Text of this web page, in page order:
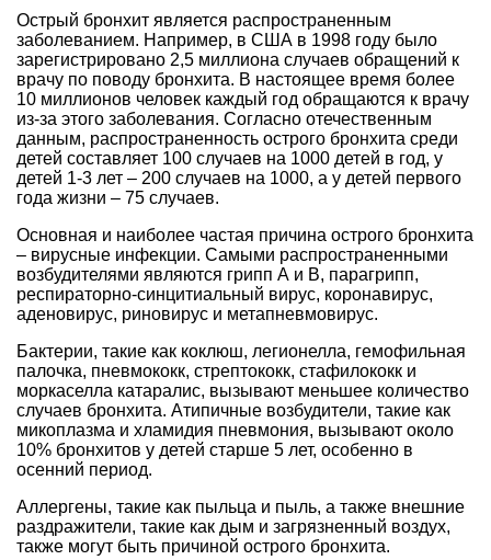
Острый бронхит является распространенным
заболеванием. Например, в США в 1998 году было
зарегистрировано 2,5 миллиона случаев обращений к
врачу по поводу бронхита. В настоящее время более
10 миллионов человек каждый год обращаются к врачу
из-за этого заболевания. Согласно отечественным
данным, распространенность острого бронхита среди
детей составляет 100 случаев на 1000 детей в год, у
детей 1-3 лет – 200 случаев на 1000, а у детей первого
года жизни – 75 случаев.
Основная и наиболее частая причина острого бронхита
– вирусные инфекции. Самыми распространенными
возбудителями являются грипп А и В, парагрипп,
респираторно-синцитиальный вирус, коронавирус,
аденовирус, риновирус и метапневмовирус.
Бактерии, такие как коклюш, легионелла, гемофильная
палочка, пневмококк, стрептококк, стафилококк и
моркаселла катаралис, вызывают меньшее количество
случаев бронхита. Атипичные возбудители, такие как
микоплазма и хламидия пневмония, вызывают около
10% бронхитов у детей старше 5 лет, особенно в
осенний период.
Аллергены, такие как пыльца и пыль, а также внешние
раздражители, такие как дым и загрязненный воздух,
также могут быть причиной острого бронхита.